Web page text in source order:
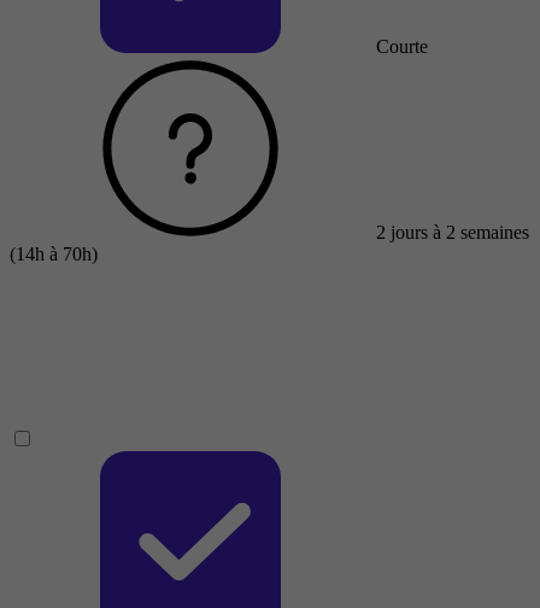
Courte
2 jours à 2 semaines
(14h à 70h)